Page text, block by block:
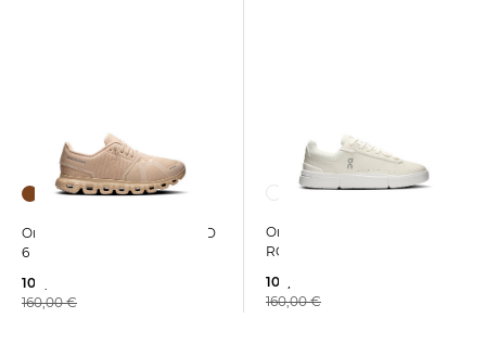
On | Damen Sneaker CLOUD
6
108,59 €
160,00 €
On | Damen Sneaker THE
ROGER Advantage
102,15 €
160,00 €